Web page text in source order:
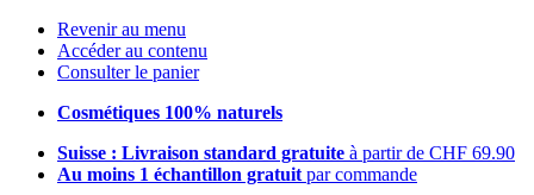
Revenir au menu
Accéder au contenu
Consulter le panier
Cosmétiques 100% naturels
Suisse : Livraison standard gratuite à partir de CHF 69.90
Au moins 1 échantillon gratuit par commande